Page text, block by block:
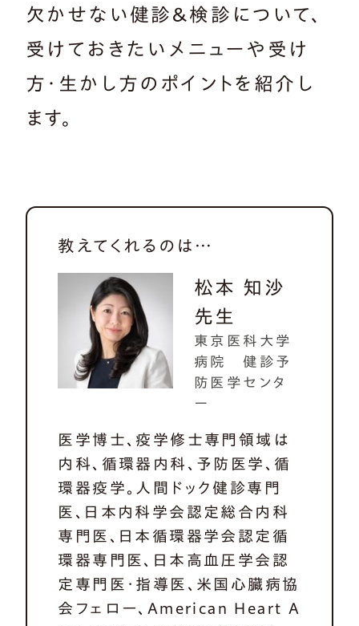
欠かせない健診＆検診について、
受けておきたいメニューや受け
方・生かし方のポイントを紹介し
ます。
教えてくれるのは…
松本 知沙
先生
東京医科大学
病院 健診予
防医学センタ
ー
医学博士、疫学修士専門領域は
内科、循環器内科、予防医学、循
環器疫学。人間ドック健診専門
医、日本内科学会認定総合内科
専門医、日本循環器学会認定循
環器専門医、日本高血圧学会認
定専門医・指導医、米国心臓病協
会フェロー、American Heart A